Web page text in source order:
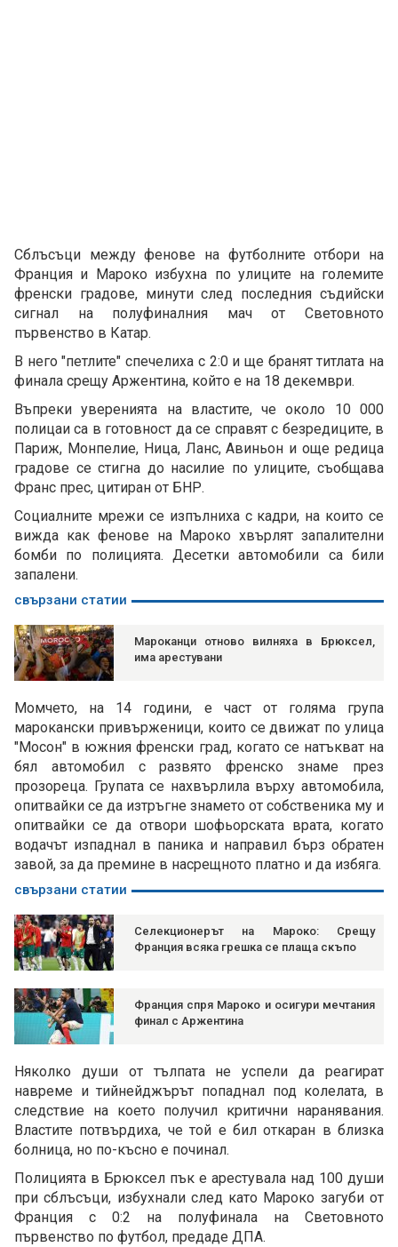
Сблъсъци между фенове на футболните отбори на
Франция и Мароко избухна по улиците на големите
френски градове, минути след последния съдийски
сигнал на полуфиналния мач от Световното
първенство в Катар.
В него "петлите" спечелиха с 2:0 и ще бранят титлата на
финала срещу Аржентина, който е на 18 декември.
Въпреки уверенията на властите, че около 10 000
полицаи са в готовност да се справят с безредиците, в
Париж, Монпелие, Ница, Ланс, Авиньон и още редица
градове се стигна до насилие по улиците, съобщава
Франс прес, цитиран от БНР.
Социалните мрежи се изпълниха с кадри, на които се
вижда как фенове на Мароко хвърлят запалителни
бомби по полицията. Десетки автомобили са били
запалени.
свързани статии
Мароканци отново вилняха в Брюксел,
има арестувани
Момчето, на 14 години, е част от голяма група
марокански привърженици, които се движат по улица
"Мосон" в южния френски град, когато се натъкват на
бял автомобил с развято френско знаме през
прозореца. Групата се нахвърлила върху автомобила,
опитвайки се да изтръгне знамето от собственика му и
опитвайки се да отвори шофьорската врата, когато
водачът изпаднал в паника и направил бърз обратен
завой, за да премине в насрещното платно и да избяга.
свързани статии
Селекционерът на Мароко: Срещу
Франция всяка грешка се плаща скъпо
Франция спря Мароко и осигури мечтания
финал с Аржентина
Няколко души от тълпата не успели да реагират
навреме и тийнейджърът попаднал под колелата, в
следствие на което получил критични наранявания.
Властите потвърдиха, че той е бил откаран в близка
болница, но по-късно е починал.
Полицията в Брюксел пък е арестувала над 100 души
при сблъсъци, избухнали след като Мароко загуби от
Франция с 0:2 на полуфинала на Световното
първенство по футбол, предаде ДПА.